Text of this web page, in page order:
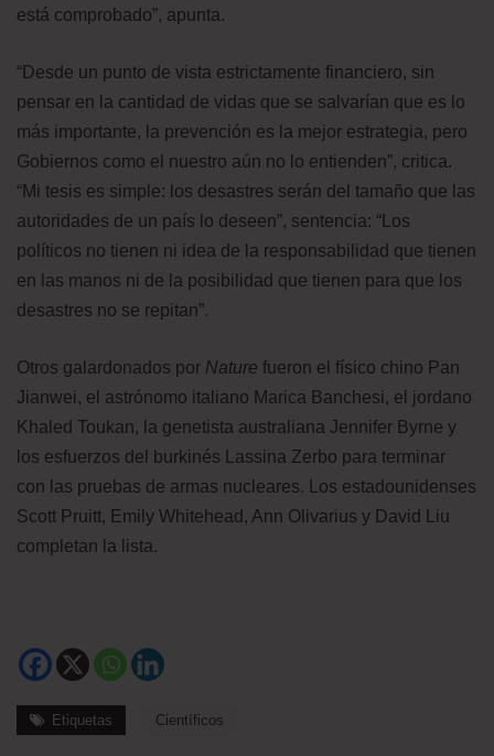
está comprobado”, apunta.
“Desde un punto de vista estrictamente financiero, sin
pensar en la cantidad de vidas que se salvarían que es lo
más importante, la prevención es la mejor estrategia, pero
Gobiernos como el nuestro aún no lo entienden”, critica.
“Mi tesis es simple: los desastres serán del tamaño que las
autoridades de un país lo deseen”, sentencia: “Los
políticos no tienen ni idea de la responsabilidad que tienen
en las manos ni de la posibilidad que tienen para que los
desastres no se repitan”.
Otros galardonados por Nature fueron el físico chino Pan
Jianwei, el astrónomo italiano Marica Banchesi, el jordano
Khaled Toukan, la genetista australiana Jennifer Byrne y
los esfuerzos del burkinés Lassina Zerbo para terminar
con las pruebas de armas nucleares. Los estadounidenses
Scott Pruitt, Emily Whitehead, Ann Olivarius y David Liu
completan la lista.
Etiquetas Científicos